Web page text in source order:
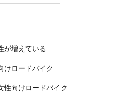
といえば、キャットアイやガーミンが
ね。シグマのサイコンは、性能は良い
泥除けは必須！？自分と周
が増えている
けロードバイク
性向けロードバイク